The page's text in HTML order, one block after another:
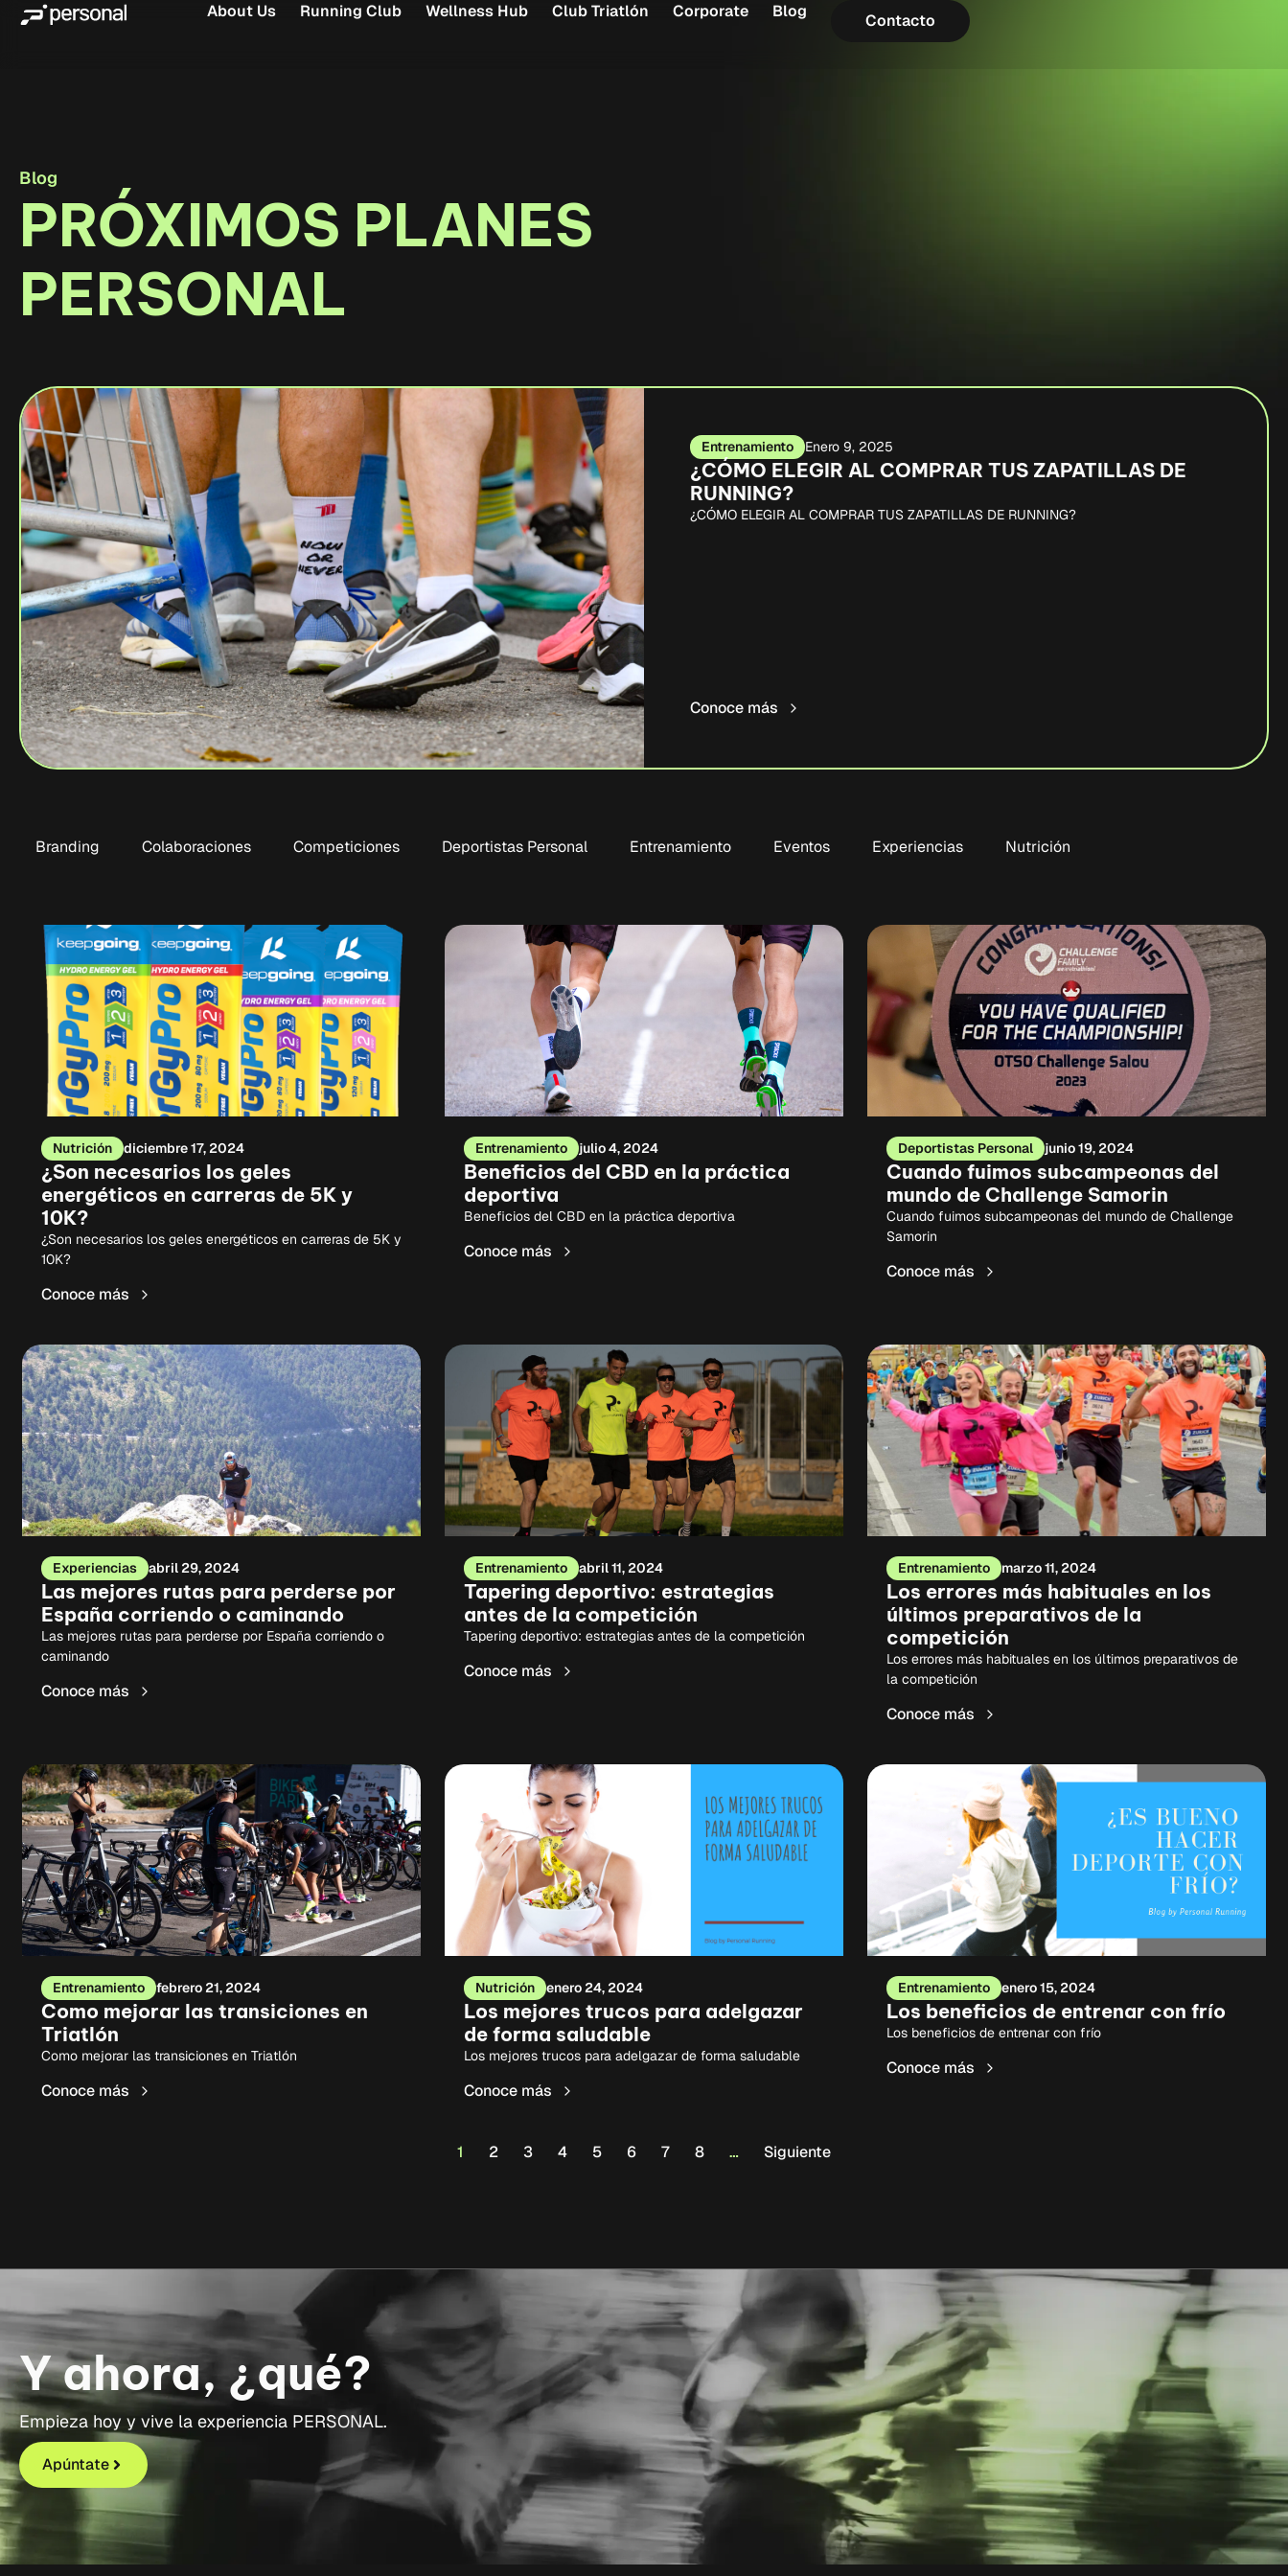
About Us Running Club Wellness Hub Club Triatlón Corporate Blog Contacto
Blog
PRÓXIMOS PLANES
PERSONAL
Entrenamiento Enero 9, 2025
¿CÓMO ELEGIR AL COMPRAR TUS ZAPATILLAS DE
RUNNING?
¿CÓMO ELEGIR AL COMPRAR TUS ZAPATILLAS DE RUNNING?
Conoce más
Branding Colaboraciones Competiciones Deportistas Personal Entrenamiento Eventos Experiencias Nutrición
Nutrición diciembre 17, 2024
¿Son necesarios los geles
energéticos en carreras de 5K y
10K?
¿Son necesarios los geles energéticos en carreras de 5K y
10K?
Conoce más
Entrenamiento julio 4, 2024
Beneficios del CBD en la práctica
deportiva
Beneficios del CBD en la práctica deportiva
Conoce más
Deportistas Personal junio 19, 2024
Cuando fuimos subcampeonas del
mundo de Challenge Samorin
Cuando fuimos subcampeonas del mundo de Challenge
Samorin
Conoce más
Experiencias abril 29, 2024
Las mejores rutas para perderse por
España corriendo o caminando
Las mejores rutas para perderse por España corriendo o
caminando
Conoce más
Entrenamiento abril 11, 2024
Tapering deportivo: estrategias
antes de la competición
Tapering deportivo: estrategias antes de la competición
Conoce más
Entrenamiento marzo 11, 2024
Los errores más habituales en los
últimos preparativos de la
competición
Los errores más habituales en los últimos preparativos de
la competición
Conoce más
Entrenamiento febrero 21, 2024
Como mejorar las transiciones en
Triatlón
Como mejorar las transiciones en Triatlón
Conoce más
Nutrición enero 24, 2024
Los mejores trucos para adelgazar
de forma saludable
Los mejores trucos para adelgazar de forma saludable
Conoce más
Entrenamiento enero 15, 2024
Los beneficios de entrenar con frío
Los beneficios de entrenar con frío
Conoce más
1 2 3 4 5 6 7 8 … Siguiente
Y ahora, ¿qué?
Empieza hoy y vive la experiencia PERSONAL.
Apúntate